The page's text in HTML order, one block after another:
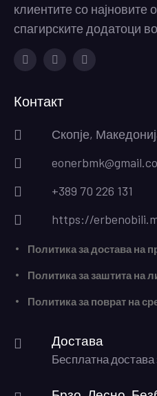
клиентите со најновите
спагирските додатоци
Контакт
Скопје,
+389 70 226 131
https://
Политика за достава на
Политика за заштита на
Политика за поврат на
Достава
Бесплатна достава